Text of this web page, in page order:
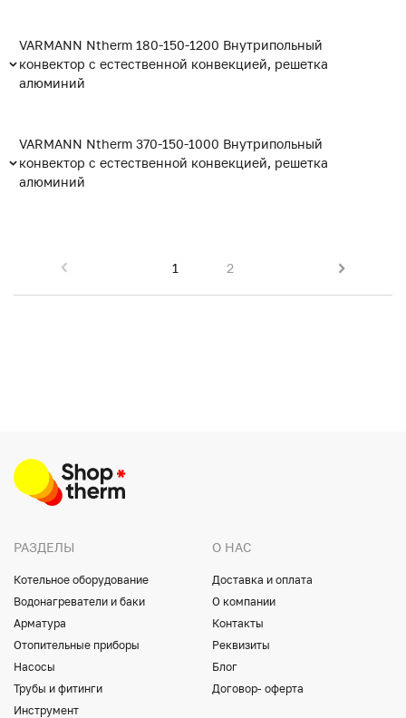
VARMANN Ntherm 180-150-1200 Внутрипольный
конвектор с естественной конвекцией, решетка
алюминий
VARMANN Ntherm 370-150-1000 Внутрипольный
конвектор с естественной конвекцией, решетка
алюминий
1 2
РАЗДЕЛЫ
Котельное оборудование
Водонагреватели и баки
Арматура
Отопительные приборы
Насосы
Трубы и фитинги
Инструмент
О НАС
Доставка и оплата
О компании
Контакты
Реквизиты
Блог
Договор- оферта